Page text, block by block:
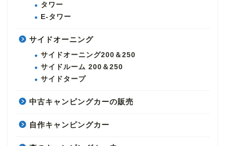
タワー
E-タワー
サイドオーニング
サイドオーニング200＆250
サイドルーム 200＆250
サイドタープ
中古キャンピングカーの販売
自作キャンピングカー